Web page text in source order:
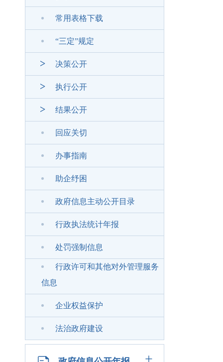
常用表格下载
“三定”规定
决策公开
执行公开
结果公开
回应关切
办事指南
助企纾困
政府信息主动公开目录
行政执法统计年报
处罚强制信息
行政许可和其他对外管理服务
信息
企业权益保护
法治政府建设
+